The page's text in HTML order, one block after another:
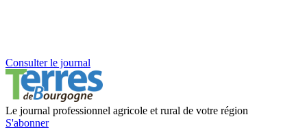
Consulter le journal
Le journal professionnel agricole et rural de votre région
S'abonner